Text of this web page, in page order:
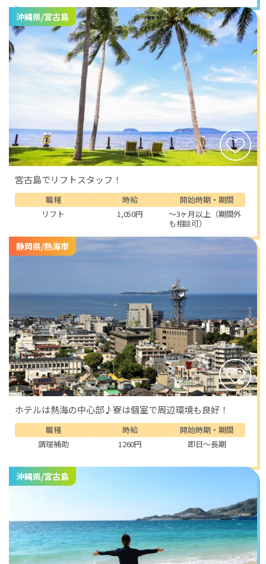
沖縄県/宮古島
宮古島でリフトスタッフ！
職種
リフト
時給
1,050円
開始時期・期間
～3ヶ月以上（期間外
も相談可）
静岡県/熱海市
ホテルは熱海の中心部♪寮は個室で周辺環境も良好！
職種
調理補助
時給
1260円
開始時期・期間
即日～長期
沖縄県/宮古島